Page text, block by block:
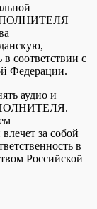
соответствии с
Федерации.
аудио и
за собой
в
Российской